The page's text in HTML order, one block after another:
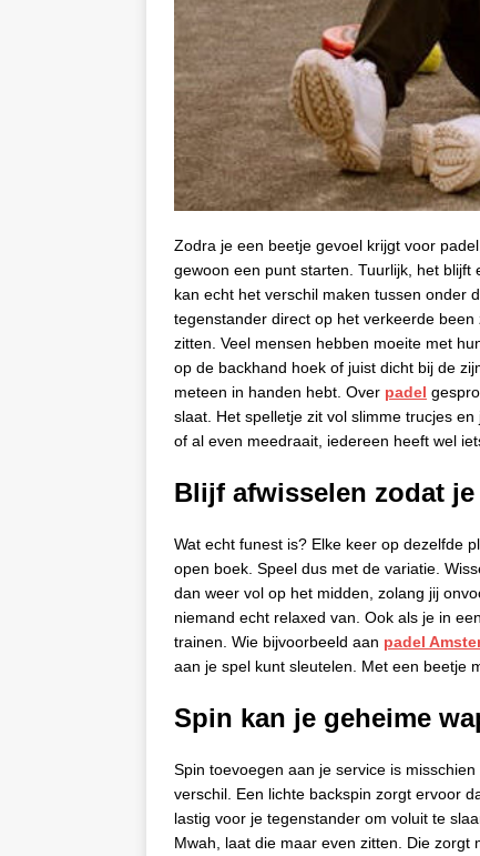
Zodra je een beetje gevoel krijgt voor
gewoon een punt starten. Tuurlijk, het
kan echt het verschil maken tussen onder
tegenstander direct op het verkeerde been
zitten. Veel mensen hebben moeite met
op de backhand hoek of juist dicht bij de
meteen in handen hebt. Over padel
slaat. Het spelletje zit vol slimme trucjes
of al even meedraait, iedereen heeft wel
Blijf afwisselen zodat
Wat echt funest is? Elke keer op dezelfde
open boek. Speel dus met de variatie.
dan weer vol op het midden, zolang jij
niemand echt relaxed van. Ook als je in
trainen. Wie bijvoorbeeld aan padel
aan je spel kunt sleutelen. Met een beetje
Spin kan je geheime
Spin toevoegen aan je service is
verschil. Een lichte backspin zorgt ervoor
lastig voor je tegenstander om voluit te
Mwah, laat die maar even zitten. Die